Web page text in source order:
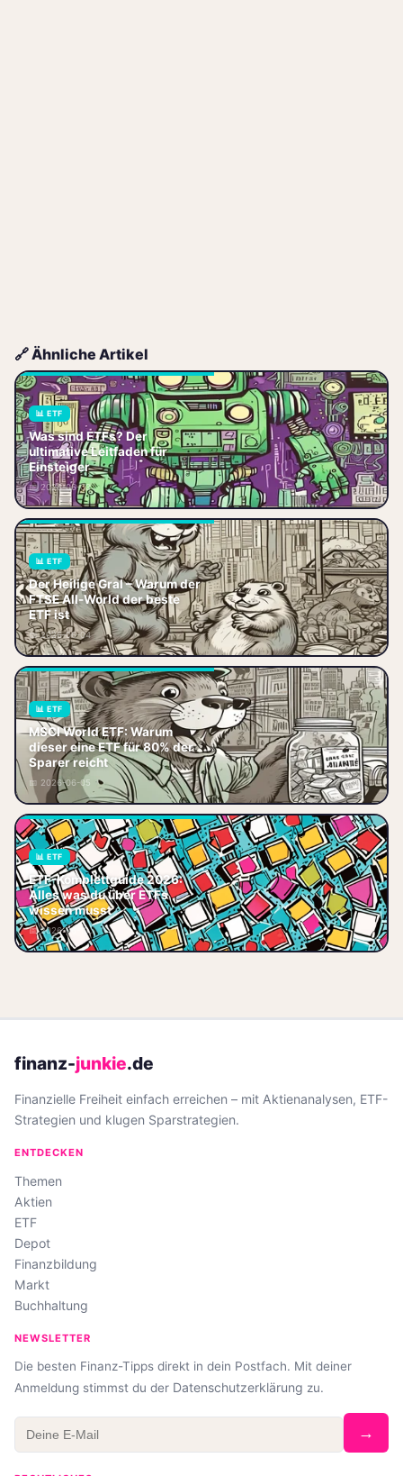
🔗 Ähnliche Artikel
📊 ETF
Was sind ETFs? Der
ultimative Leitfaden für
Einsteiger
📅 2026-06-03
ETF einfach erklärt: Was sind
ETFs, wie funktionieren sie und
warum sind sie ideal für
Einsteiger? Lerne alles über
Kost
📊 ETF
Der Heilige Gral – Warum der
FTSE All-World der beste
ETF ist
📅 2026-06-04
Der Heilige Gral – Warum der
FTSE All-World der beste ETF
ist Jeder redet vom Heiligen
Gral der Geldanlage. Dabei ist d
📊 ETF
MSCI World ETF: Warum
dieser eine ETF für 80% der
Sparer reicht
📅 2026-06-05
MSCI World ETF: Mit 80 %
deines Portfolios fast alle
Märkte abgedeckt – niedrige
Kosten, Steuerersparnis und
30‑Jahre‑Zi
📊 ETF
ETF-Komplettguide 2026:
Alles was du über ETFs
wissen musst
📅 2026-06-19
Der ultimative ETF-
Komplettguide 2026 für
Einsteiger und Fortgeschrittene.
Von Grundlagen, Strategien und
Sparplänen bis
finanz-junkie.de
Finanzielle Freiheit einfach erreichen – mit Aktienanalysen, ETF-
Strategien und klugen Sparstrategien.
ENTDECKEN
Themen
Aktien
ETF
Depot
Finanzbildung
Markt
Buchhaltung
NEWSLETTER
Die besten Finanz-Tipps direkt in dein Postfach. Mit deiner
Anmeldung stimmst du der Datenschutzerklärung zu.
→